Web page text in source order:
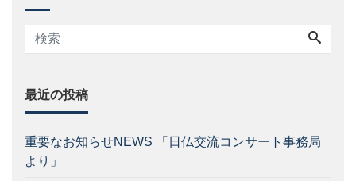
最近の投稿
重要なお知らせNEWS 「日仏交流コンサート事務局
より」